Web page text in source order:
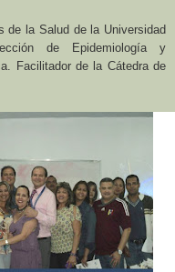
de la Salud de la Universidad
de Epidemiología y
Facilitador de la Cátedra de